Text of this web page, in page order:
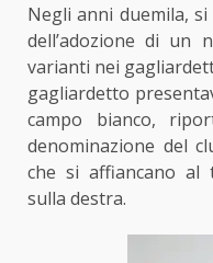
Negli anni duemila,
dell’adozione di un
varianti nei
gagliardetto
campo bianco,
denominazione del
che si affiancano al
sulla destra.